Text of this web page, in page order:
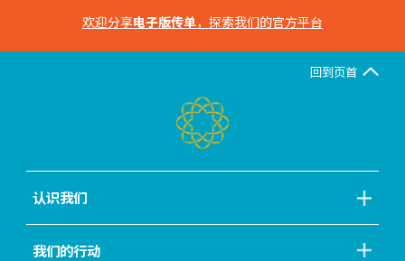
欢迎分享电子版传单，探索我们的官方平台
回到页首
认识我们
我们的行动